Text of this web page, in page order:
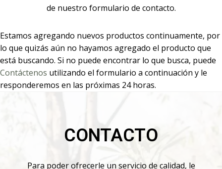
de nuestro formulario de contacto.
Estamos agregando nuevos productos continuamente, por
lo que quizás aún no hayamos agregado el producto que
está buscando. Si no puede encontrar lo que busca, puede
Contáctenos utilizando el formulario a continuación y le
responderemos en las próximas 24 horas.
CONTACTO
Para poder ofrecerle un servicio de calidad, le